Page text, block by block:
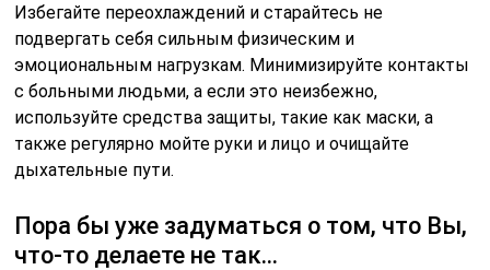
Избегайте переохлаждений и старайтесь не
подвергать себя сильным физическим и
эмоциональным нагрузкам. Минимизируйте контакты
с больными людьми, а если это неизбежно,
используйте средства защиты, такие как маски, а
также регулярно мойте руки и лицо и очищайте
дыхательные пути.
Пора бы уже задуматься о том, что Вы,
что-то делаете не так…